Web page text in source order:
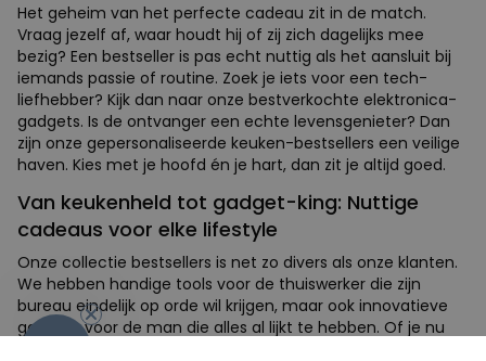
Het geheim van het perfecte cadeau zit in de match.
Vraag jezelf af, waar houdt hij of zij zich dagelijks mee
bezig? Een bestseller is pas echt nuttig als het aansluit bij
iemands passie of routine. Zoek je iets voor een tech-
liefhebber? Kijk dan naar onze bestverkochte elektronica-
gadgets. Is de ontvanger een echte levensgenieter? Dan
zijn onze gepersonaliseerde keuken-bestsellers een veilige
haven. Kies met je hoofd én je hart, dan zit je altijd goed.
Van keukenheld tot gadget-king: Nuttige
cadeaus voor elke lifestyle
Onze collectie bestsellers is net zo divers als onze klanten.
We hebben handige tools voor de thuiswerker die zijn
bureau eindelijk op orde wil krijgen, maar ook innovatieve
gadgets voor de man die alles al lijkt te hebben. Of je nu